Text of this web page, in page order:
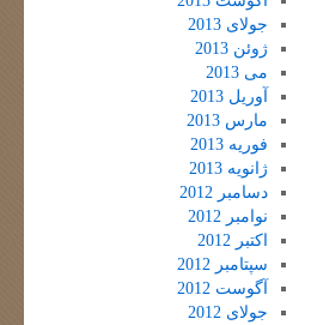
جولای 2013
ژوئن 2013
می 2013
آوریل 2013
مارس 2013
فوریه 2013
ژانویه 2013
دسامبر 2012
نوامبر 2012
اکتبر 2012
سپتامبر 2012
آگوست 2012
جولای 2012